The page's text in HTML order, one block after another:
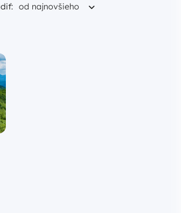
Aktualnie sortujesz według
od najnovšieho